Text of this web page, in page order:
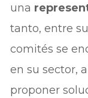
una
tanto, entre
comités se
en su sector,
proponer